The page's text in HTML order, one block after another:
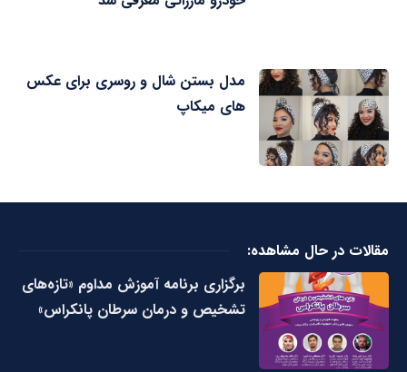
مدل بستن شال و روسری برای عکس
های میکاپ
مقالات در حال مشاهده:
برگزاری برنامه آموزش مداوم «تازه‌های
تشخیص و درمان سرطان پانکراس»